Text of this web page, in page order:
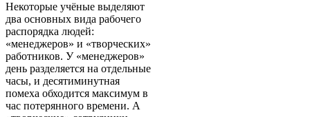
Некоторые учёные выделяют
два основных вида рабочего
распорядка людей:
«менеджеров» и «творческих»
работников. У «менеджеров»
день разделяется на отдельные
часы, и десятиминутная
помеха обходится максимум в
час потерянного времени. А